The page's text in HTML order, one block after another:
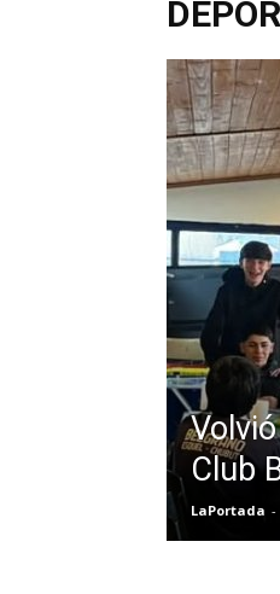
Club
LaPortada -